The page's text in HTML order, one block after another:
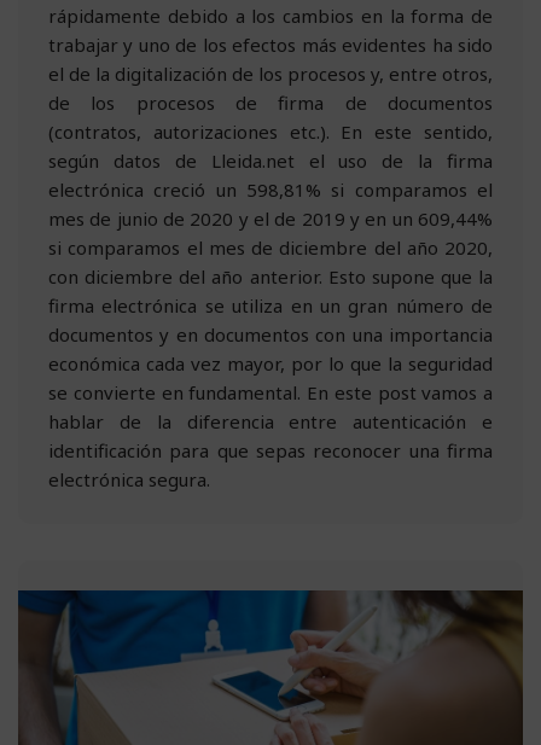
rápidamente debido a los cambios en la forma de
trabajar y uno de los efectos más evidentes ha sido
el de la digitalización de los procesos y, entre otros,
de los procesos de firma de documentos
(contratos, autorizaciones etc.). En este sentido,
según datos de Lleida.net el uso de la firma
electrónica creció un 598,81% si comparamos el
mes de junio de 2020 y el de 2019 y en un 609,44%
si comparamos el mes de diciembre del año 2020,
con diciembre del año anterior. Esto supone que la
firma electrónica se utiliza en un gran número de
documentos y en documentos con una importancia
económica cada vez mayor, por lo que la seguridad
se convierte en fundamental. En este post vamos a
hablar de la diferencia entre autenticación e
identificación para que sepas reconocer una firma
electrónica segura.